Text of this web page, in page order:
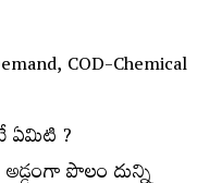
COD-Chemical
ఏమిటి ?
పొలం దున్ని